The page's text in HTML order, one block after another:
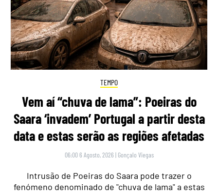
TEMPO
Vem aí “chuva de lama”: Poeiras do
Saara ‘invadem’ Portugal a partir desta
data e estas serão as regiões afetadas
06:00 6 Agosto, 2026 | Gonçalo Viegas
Intrusão de Poeiras do Saara pode trazer o
fenómeno denominado de "chuva de lama" a estas